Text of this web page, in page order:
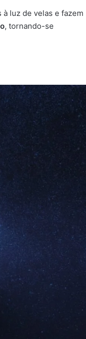
luz de velas e fazem
, tornando-se